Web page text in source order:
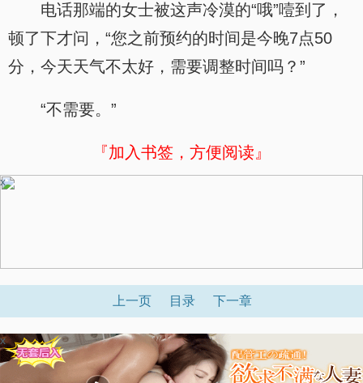
电话那端的女士被这声冷漠的“哦”噎到了，
顿了下才问，“您之前预约的时间是今晚7点50
分，今天天气不太好，需要调整时间吗？”
“不需要。”
『加入书签，方便阅读』
x
上一页 目录 下一章
x